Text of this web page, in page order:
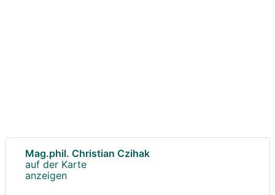
Mag.phil. Christian Czihak
auf der Karte
anzeigen